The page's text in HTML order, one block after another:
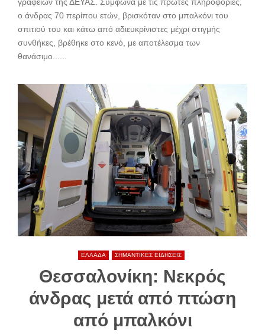
ο άνδρας 70 περίπου ετών, βρισκόταν στο μπαλκόνι του
σπιτιού του και κάτω από αδιευκρίνιστες μέχρι στιγμής
συνθήκες, βρέθηκε στο κενό, με αποτέλεσμα των
θανάσιμο......
ΕΛΛΑΔΑ ΣΗΜΑΝΤΙΚΕΣ ΕΙΔΗΣΕΙΣ
Θεσσαλονίκη: Νεκρός
άνδρας μετά από πτώση
από μπαλκόνι